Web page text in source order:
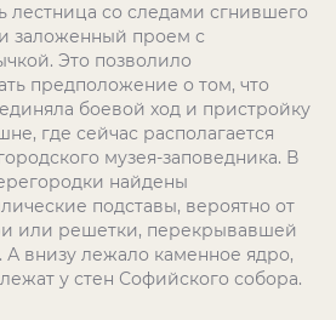
лестница со следами сгнившего
заложенный проем с
Это позволило
предположение о том, что
боевой ход и пристройку
где сейчас располагается
музея-заповедника. В
найдены
подставы, вероятно от
или решетки, перекрывавшей
А внизу лежало каменное ядро,
у стен Софийского собора.